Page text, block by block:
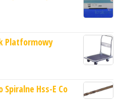
Platformowy
Spiralne Hss-E Co